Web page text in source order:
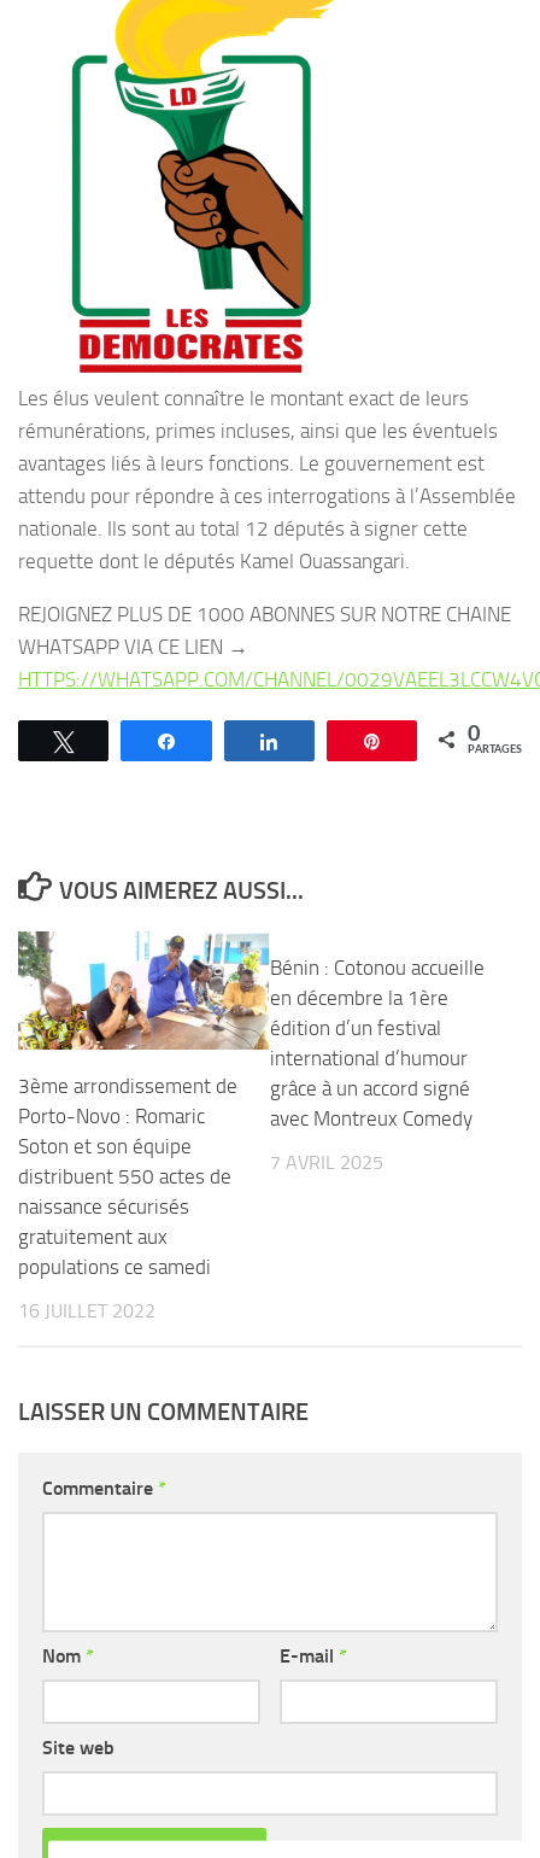
Les élus veulent connaître le montant exact de leurs
rémunérations, primes incluses, ainsi que les éventuels
avantages liés à leurs fonctions. Le gouvernement est
attendu pour répondre à ces interrogations à l’Assemblée
nationale. Ils sont au total 12 députés à signer cette
requette dont le députés Kamel Ouassangari.
REJOIGNEZ PLUS DE 1000 ABONNES SUR NOTRE CHAINE
WHATSAPP VIA CE LIEN →
HTTPS://WHATSAPP.COM/CHANNEL/
Épingle 0
PARTAGES
VOUS AIMEREZ AUSSI...
3ème arrondissement de
Porto-Novo : Romaric
Soton et son équipe
distribuent 550 actes de
naissance sécurisés
gratuitement aux
populations ce samedi
16 JUILLET 2022
Bénin : Cotonou accueille
en décembre la 1ère
édition d’un festival
international d’humour
grâce à un accord signé
avec Montreux Comedy
7 AVRIL 2025
LAISSER UN COMMENTAIRE
Commentaire *
Nom * E-mail *
Site web